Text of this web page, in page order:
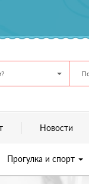
Новости
Прогулка и спорт